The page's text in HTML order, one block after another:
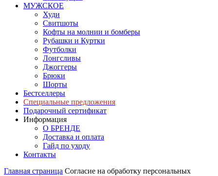
МУЖСКОЕ
Худи
Свитшоты
Кофты на молнии и бомберы
Рубашки и Куртки
Футболки
Лонгсливы
Джоггеры
Брюки
Шорты
Бестселлеры
Специальные предложения
Подарочный сертификат
Информация
О БРЕНДЕ
Доставка и оплата
Гайд по уходу
Контакты
Главная страница Согласие на обработку персональных